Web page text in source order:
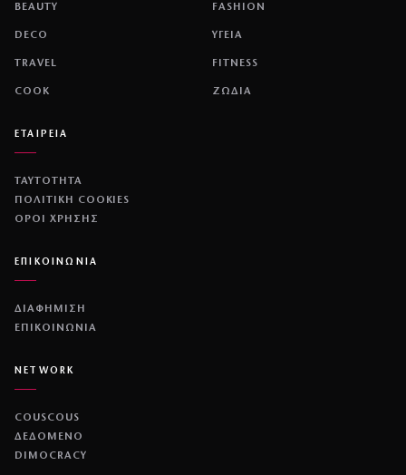
BEAUTY FASHION
DECO ΥΓΕΙΑ
TRAVEL FITNESS
COOK ΖΩΔΙΑ
ΕΤΑΙΡΕΙΑ
ΤΑΥΤΟΤΗΤΑ
ΠΟΛΙΤΙΚΉ COOKIES
ΌΡΟΙ ΧΡΉΣΗΣ
ΕΠΙΚΟΙΝΩΝΙΑ
ΔΙΑΦΗΜΙΣΗ
ΕΠΙΚΟΙΝΩΝΙΑ
NETWORK
COUSCOUS
ΔΕΔΟΜΕΝΟ
DIMOCRACY